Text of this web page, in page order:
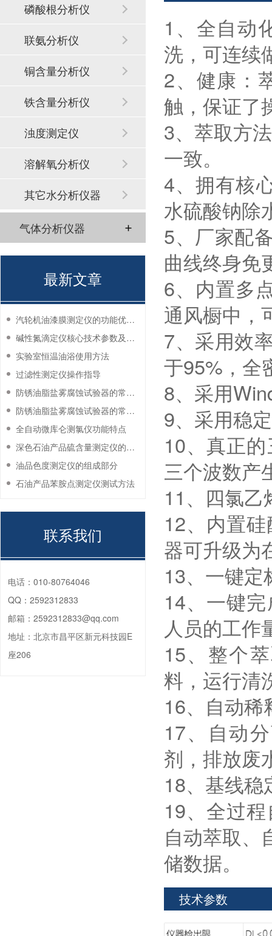
1、全自动
洗，可连续
2、健康：
触，保证了
3、萃取方
一致。
4、拥有核
水硫酸钠除
5、厂家配
曲线终身免
6、内置多
通风橱中，
7、采用效
于95%，全
8、采用
9、采用稳
10、真正
三个波数产
11、四氯
12、内置
器可升级为
13、一键
14、一键
人员的工作
15、整个
料，运行清
16、自动
17、自动
剂，排放废
18、基线
19、全过
自动萃取、
储数据。
技术参数
磷酸根分析仪
联氨分析仪
铜含量分析仪
铁含量分析仪
浊度测定仪
溶解氧分析仪
其它水分析仪器
气体分析仪器
最新文章
汽轮机油漆膜测定仪的功能优势有哪些？
碱性氮滴定仪核心技术参数及应用说明
实验室恒温油浴使用方法
过滤性测定仪操作指导
防锈油脂盐雾腐蚀试验器的常见故障与解决方法
防锈油脂盐雾腐蚀试验器的常见故障与解决方法
全自动微库仑测氯仪功能特点
深色石油产品硫含量测定仪的工作环境要求
油品色度测定仪的组成部分
石油产品苯胺点测定仪测试方法
联系我们
电话： 010-80764046
QQ： 2592312833
邮箱： 2592312833@qq.com
地址： 北京市昌平区新元科技园E
座206